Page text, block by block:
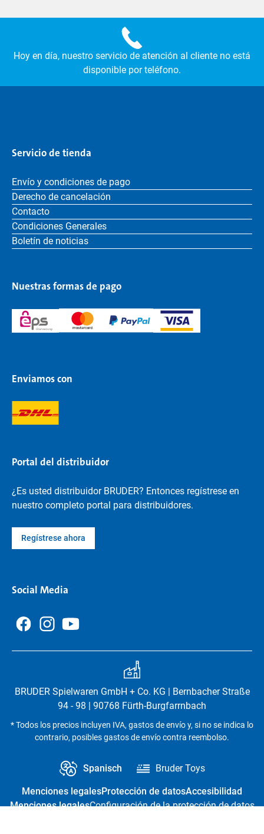
Hoy en día, nuestro servicio de atención al cliente no está
disponible por teléfono.
Servicio de tienda
Envío y condiciones de pago
Derecho de cancelación
Contacto
Condiciones Generales
Boletín de noticias
Nuestras formas de pago
Enviamos con
Portal del distribuidor
¿Es usted distribuidor BRUDER? Entonces regístrese en
nuestro completo portal para distribuidores.
Regístrese ahora
Social Media
BRUDER Spielwaren GmbH + Co. KG | Bernbacher Straße
94 - 98 | 90768 Fürth-Burgfarrnbach
* Todos los precios incluyen IVA, gastos de envío y, si no se indica lo
contrario, posibles gastos de envío contra reembolso.
Spanisch Bruder Toys
Menciones legalesProtección de datosAccesibilidad
Menciones legalesConfiguración de la protección de datos